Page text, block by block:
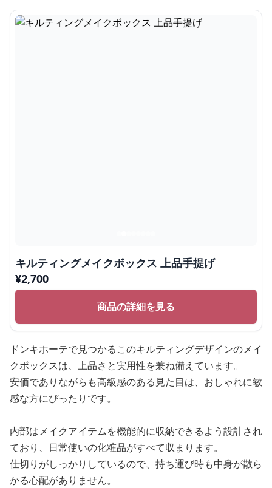
キルティングメイクボックス 上品手提げ
¥2,700
商品の詳細を見る
ドンキホーテで見つかるこのキルティングデザインのメイ
クボックスは、上品さと実用性を兼ね備えています。
安価でありながらも高級感のある見た目は、おしゃれに敏
感な方にぴったりです。
内部はメイクアイテムを機能的に収納できるよう設計され
ており、日常使いの化粧品がすべて収まります。
仕切りがしっかりしているので、持ち運び時も中身が散ら
かる心配がありません。